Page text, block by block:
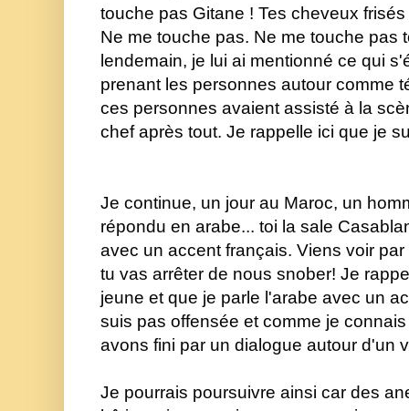
touche pas Gitane ! Tes cheveux
Ne me touche pas. Ne me touche pas
lendemain, je lui ai mentionné ce qui
prenant les personnes autour comme
ces personnes avaient assisté à la
chef après tout. Je rappelle ici que je
Je continue, un jour au Maroc, un
répondu en arabe... toi la sale
avec un accent français. Viens voir
tu vas arrêter de nous snober! Je
jeune et que je parle l'arabe avec un
suis pas offensée et comme je
avons fini par un dialogue autour d'un
Je pourrais poursuivre ainsi car des